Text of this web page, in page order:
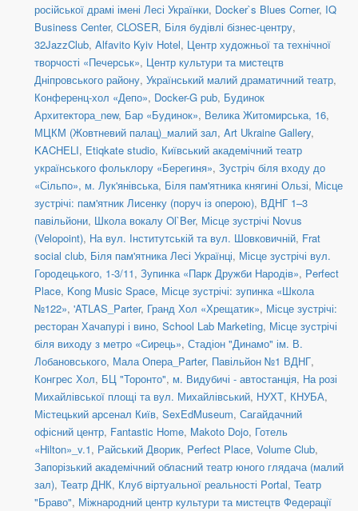
російської драмі імені Лесі Українки, Docker`s Blues Corner, IQ
Business Center, CLOSER, Біля будівлі бізнес-центру,
32JazzClub, Alfavito Kyiv Hotel, Центр художньої та технічної
творчості «Печерськ», Центр культури та мистецтв
Дніпровського району, Український малий драматичний театр,
Конференц-хол «Депо», Docker-G pub, Будинок
Архитектора_new, Бар «Будинок», Велика Житомирська, 16,
МЦКМ (Жовтневий палац)_малий зал, Art Ukraine Gallery,
KACHELI, Etiqkate studio, Київський академічний театр
українського фольклору «Берегиня», Зустріч біля входу до
«Сільпо», м. Лук'янівська, Біля пам'ятника княгині Ользі, Місце
зустрічі: пам'ятник Лисенку (поруч із оперою), ВДНГ 1–3
павільйони, Школа вокалу Ol`Ber, Місце зустрічі Novus
(Velopoint), На вул. Інститутській та вул. Шовковичній, Frat
social сlub, Біля пам'ятника Лесі Українці, Місце зустрічі вул.
Городецького, 1-3/11, Зупинка «Парк Дружби Народів», Perfect
Place, Kong Music Space, Місце зустрічі: зупинка «Школа
№122», 'ATLAS_Parter, Гранд Хол «Хрещатик», Місце зустрічі:
ресторан Хачапурі і вино, School Lab Marketing, Місце зустрічі
біля виходу з метро «Сирець», Стадіон "Динамо" ім. В.
Лобановського, Мала Опера_Parter, Павільйон №1 ВДНГ,
Конгрес Хол, БЦ "Торонто", м. Видубичі - автостанція, На розі
Михайлівської площі та вул. Михайлівський, НУХТ, КНУБА,
Містецький арсенал Київ, SexEdMuseum, Сагайдачний
офісний центр, Fantastic Home, Makoto Dojo, Готель
«Hilton»_v.1, Райський Дворик, Perfect Place, Volume Club,
Запорізький академічний обласний театр юного глядача (малий
зал), Театр ДНК, Клуб віртуальної реальності Portal, Театр
"Браво", Міжнародний центр культури та мистецтв Федерації